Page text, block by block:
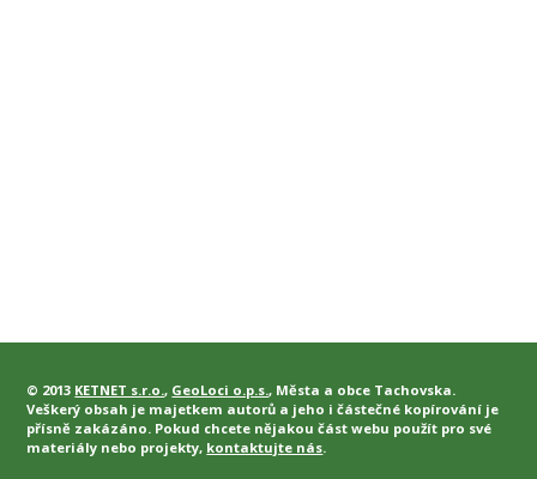
© 2013 KETNET s.r.o., GeoLoci o.p.s., Města a obce Tachovska.
Veškerý obsah je majetkem autorů a jeho i částečné kopírování je
přísně zakázáno. Pokud chcete nějakou část webu použít pro své
materiály nebo projekty, kontaktujte nás.